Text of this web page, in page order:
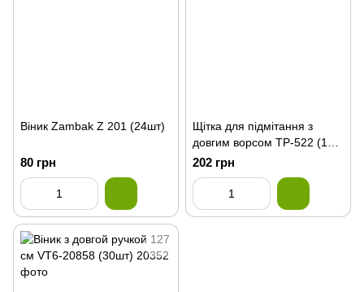
Віник Zambak Z 201 (24шт)
80 грн
Щітка для підмітання з
довгим ворсом ТР-522 (12
шт)
202 грн